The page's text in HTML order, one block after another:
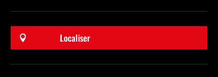
 Localiser